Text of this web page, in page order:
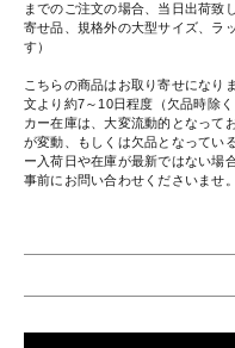
までのご注文の場合、当日出荷致
寄せ品、規格外の大型サイズ、ラ
す）
こちらの商品はお取り寄せになり
文より約7～10日程度（欠品時除
カー在庫は、大変流動的となって
が変動、もしくは欠品となってい
ー入荷日や在庫が最新ではない場
事前にお問い合わせくださいませ。